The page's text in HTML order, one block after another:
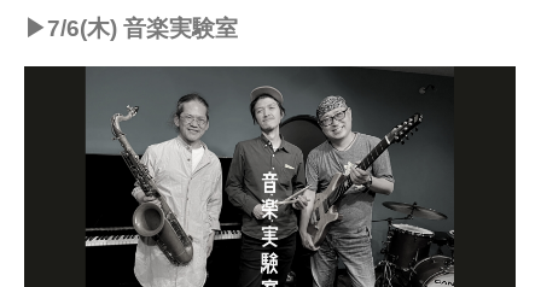
▶︎7/6(木) 音楽実験室